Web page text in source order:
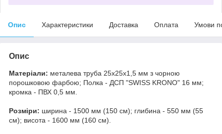
Опис Характеристики Доставка Оплата Умови
Опис
Матеріали: металева труба 25x25x1,5 мм з чорною
порошковою фарбою; Полка - ДСП "SWISS KRONO" 16 мм;
кромка - ПВХ 0,5 мм.
Розміри: ширина - 1500 мм (150 см); глибина - 550 мм (55
см); висота - 1600 мм (160 см).